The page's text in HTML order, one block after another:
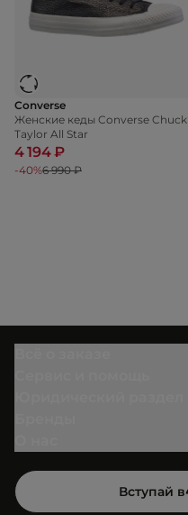
Converse
Женские кеды Converse Chuck
Taylor All Star
4 194 ₽
-40%6 990 ₽
Вступай в